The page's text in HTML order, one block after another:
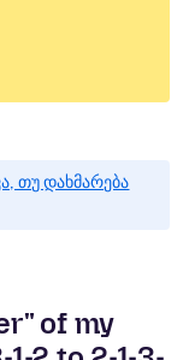
თუ დახმარება
of my